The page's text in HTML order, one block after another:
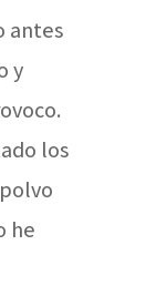
antes
y
los
he